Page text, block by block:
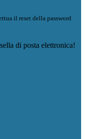
il reset della password
di posta elettronica!